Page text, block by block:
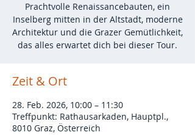
Prachtvolle Renaissancebauten, ein
Inselberg mitten in der Altstadt, moderne
Architektur und die Grazer Gemütlichkeit,
das alles erwartet dich bei dieser Tour.
Zeit & Ort
28. Feb. 2026, 10:00 – 11:30
Treffpunkt: Rathausarkaden, Hauptpl.,
8010 Graz, Österreich